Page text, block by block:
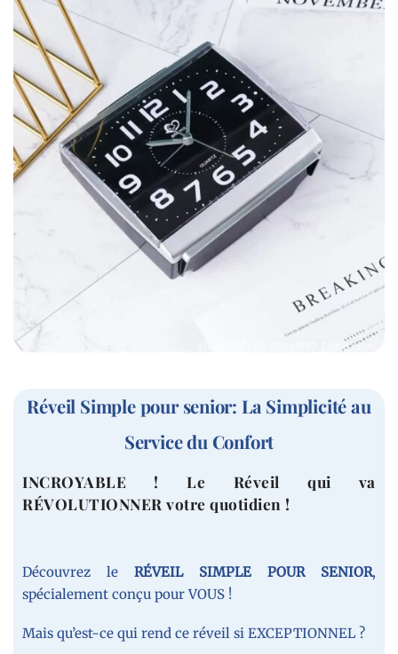
Réveil Simple pour senior: La Simplicité au
Service du Confort
INCROYABLE ! Le Réveil qui va
RÉVOLUTIONNER votre quotidien !
Découvrez le RÉVEIL SIMPLE POUR SENIOR,
spécialement conçu pour VOUS !
Mais qu’est-ce qui rend ce réveil si EXCEPTIONNEL ?